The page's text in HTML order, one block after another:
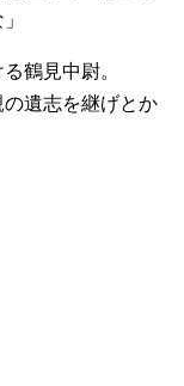
鶴見中尉。
遺志を継げとか